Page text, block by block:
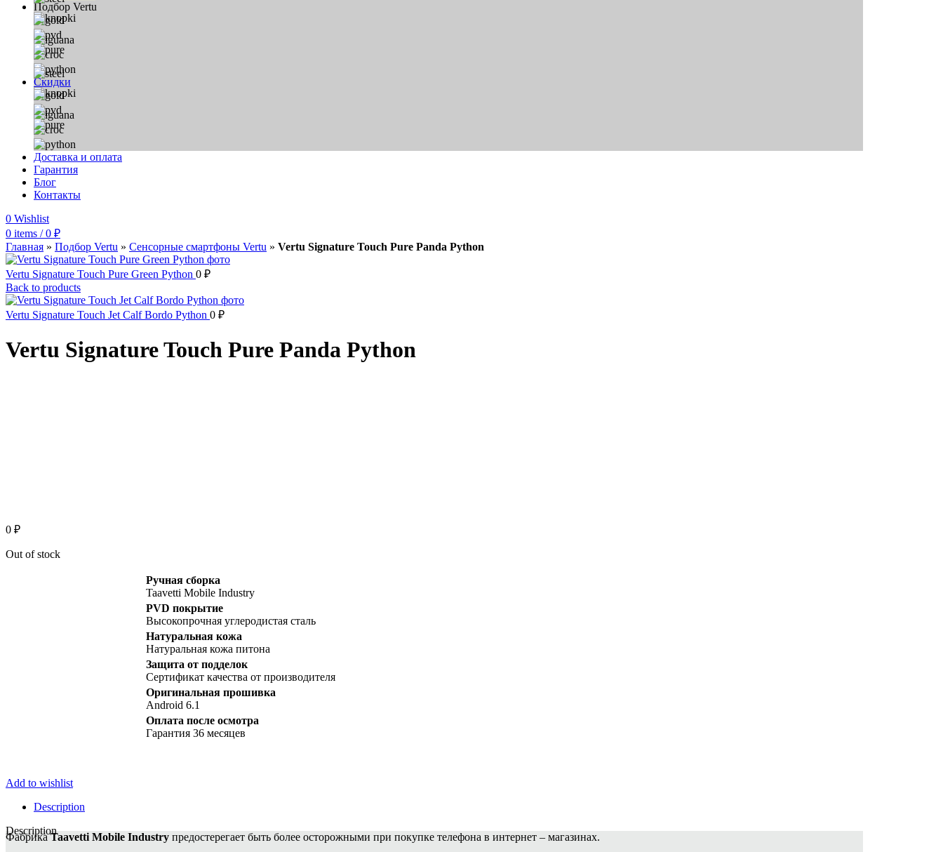
Подбор Vertu
Скидки
Доставка и оплата
Гарантия
Блог
Контакты
0 Wishlist
0 items / 0 ₽
Главная » Подбор Vertu » Сенсорные смартфоны Vertu » Vertu Signature Touch Pure Panda Python
Vertu Signature Touch Pure Green Python 0 ₽
Back to products
Vertu Signature Touch Jet Calf Bordo Python 0 ₽
Vertu Signature Touch Pure Panda Python
0 ₽
Out of stock
Ручная сборка
Taavetti Mobile Industry
PVD покрытие
Высокопрочная углеродистая сталь
Натуральная кожа
Натуральная кожа питона
Защита от подделок
Сертификат качества от производителя
Оригинальная прошивка
Android 6.1
Оплата после осмотра
Гарантия 36 месяцев
Add to wishlist
Description
Description
ФабрикаTaavetti Mobile Industry предостерегает быть более осторожными при покупке телефона в интернет – магазинах.